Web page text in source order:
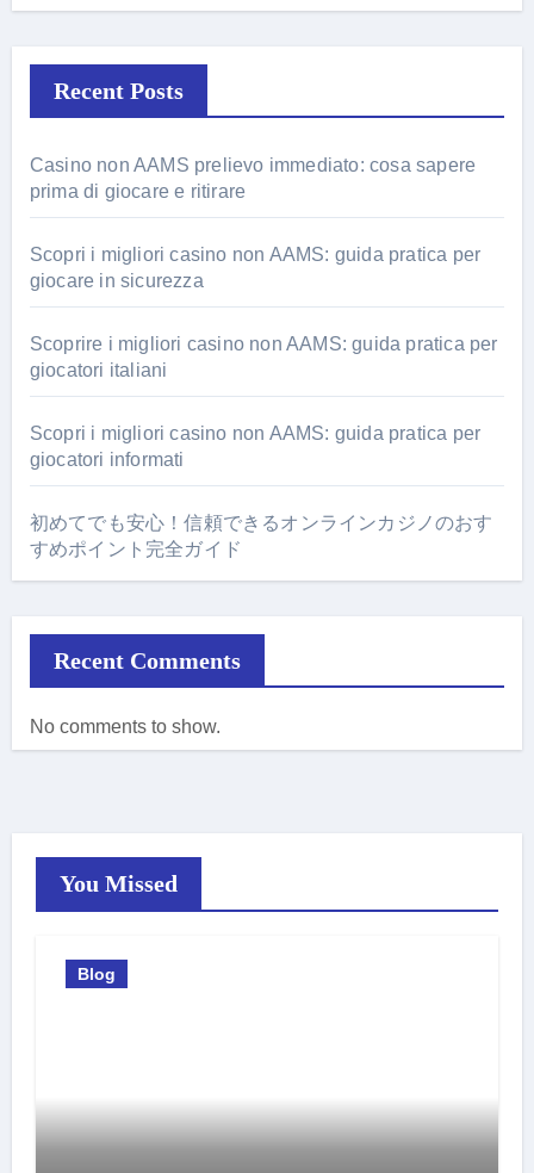
Recent Posts
Casino non AAMS prelievo immediato: cosa sapere
prima di giocare e ritirare
Scopri i migliori casino non AAMS: guida pratica per
giocare in sicurezza
Scoprire i migliori casino non AAMS: guida pratica per
giocatori italiani
Scopri i migliori casino non AAMS: guida pratica per
giocatori informati
初めてでも安心！信頼できるオンラインカジノのおす
すめポイント完全ガイド
Recent Comments
No comments to show.
You Missed
Blog